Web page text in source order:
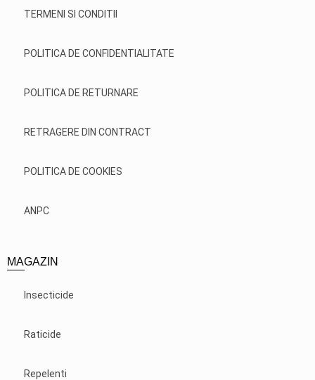
TERMENI SI CONDITII
POLITICA DE CONFIDENTIALITATE
POLITICA DE RETURNARE
RETRAGERE DIN CONTRACT
POLITICA DE COOKIES
ANPC
MAGAZIN
Insecticide
Raticide
Repelenti